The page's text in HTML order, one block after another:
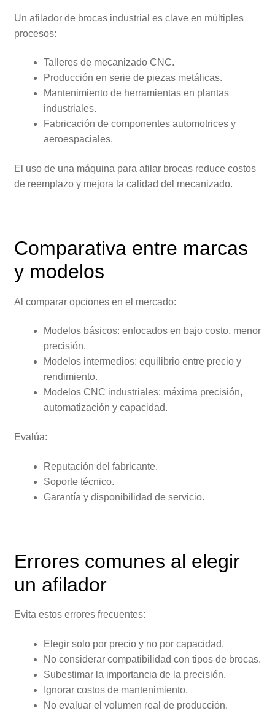
Un afilador de brocas industrial es clave en múltiples
procesos:
Talleres de mecanizado CNC.
Producción en serie de piezas metálicas.
Mantenimiento de herramientas en plantas
industriales.
Fabricación de componentes automotrices y
aeroespaciales.
El uso de una máquina para afilar brocas reduce costos
de reemplazo y mejora la calidad del mecanizado.
Comparativa entre marcas
y modelos
Al comparar opciones en el mercado:
Modelos básicos: enfocados en bajo costo, menor
precisión.
Modelos intermedios: equilibrio entre precio y
rendimiento.
Modelos CNC industriales: máxima precisión,
automatización y capacidad.
Evalúa:
Reputación del fabricante.
Soporte técnico.
Garantía y disponibilidad de servicio.
Errores comunes al elegir
un afilador
Evita estos errores frecuentes:
Elegir solo por precio y no por capacidad.
No considerar compatibilidad con tipos de brocas.
Subestimar la importancia de la precisión.
Ignorar costos de mantenimiento.
No evaluar el volumen real de producción.